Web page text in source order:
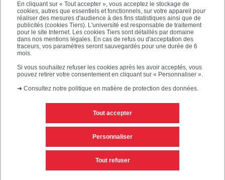
En cliquant sur « Tout accepter », vous acceptez le stockage de
cookies, autres que essentiels et fonctionnels, sur votre appareil pour
réaliser des mesures d'audience à des fins statistiques ainsi que de
publicités (cookies Tiers). L'université est responsable de traitement
pour le site Internet. Les cookies Tiers sont détaillés par domaine
dans nos mentions légales. En cas de refus ou d'acceptation des
traceurs, vos paramètres seront sauvegardés pour une durée de 6
mois.
Si vous souhaitez refuser les cookies après les avoir acceptés, vous
pouvez retirer votre consentement en cliquant sur « Personnaliser ».
➜ Consultez notre politique en matière de protection des données.
Tout accepter
Tout refuser
Personnaliser
Mentions légales
Personnaliser les cookies Plan du site